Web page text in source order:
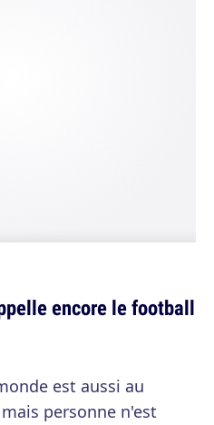
encore le football
est aussi au
personne n'est